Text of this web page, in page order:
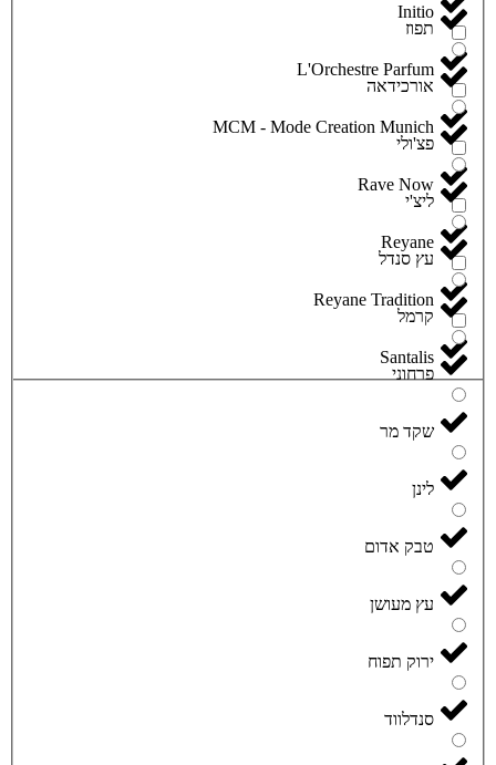
Initio
L'Orchestre Parfum
MCM - Mode Creation Munich
Rave Now
Reyane
Reyane Tradition
Santalis
תפוז
אורכידאה
פצ'ולי
ליצ'י
עץ סנדל
קרמל
פרחוני
שקד מר
לינן
טבק אדום
עץ מעושן
ירוק תפוח
סנדלווד